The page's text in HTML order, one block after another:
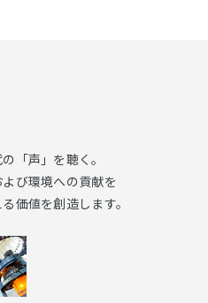
「声」を聴く。
び環境への貢献を
価値を創造します。